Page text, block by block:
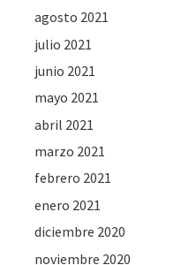
agosto 2021
julio 2021
junio 2021
mayo 2021
abril 2021
marzo 2021
febrero 2021
enero 2021
diciembre 2020
noviembre 2020